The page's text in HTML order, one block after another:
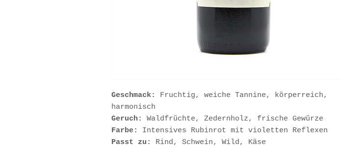
Geschmack:
Fruchtig, weiche Tannine, körperreich,
harmonisch
Geruch: Waldfrüchte, Zedernholz, frische Gewürze
Farbe:
Intensives Rubinrot mit violetten Reflexen
Passt zu:
Rind, Schwein, Wild, Käse